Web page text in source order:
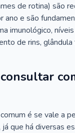
de rotina) são
ano e são
imunológico,
de rins,
é se vale a
que há diversas